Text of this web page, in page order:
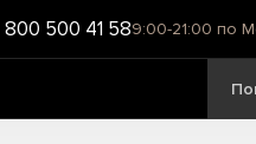
800 500 41 589:00-21:00 по